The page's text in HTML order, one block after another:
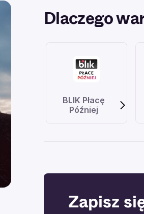
Dlaczego
BLIK Płacę
Później
Zapisz